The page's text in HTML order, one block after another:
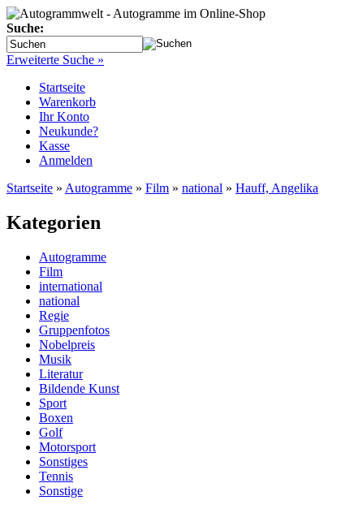
Suche:
Erweiterte Suche »
Startseite
Warenkorb
Ihr Konto
Neukunde?
Kasse
Anmelden
Startseite » Autogramme » Film » national » Hauff, Angelika
Kategorien
Autogramme
Film
international
national
Regie
Gruppenfotos
Nobelpreis
Musik
Literatur
Bildende Kunst
Sport
Boxen
Golf
Motorsport
Sonstiges
Tennis
Sonstige